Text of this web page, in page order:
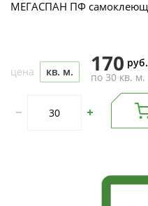
цена кв. м. 170 руб.
по 30 кв. м.